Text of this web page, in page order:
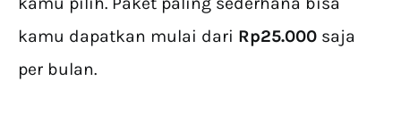
kamu dapatkan mulai dari Rp25.000 saja
per bulan.